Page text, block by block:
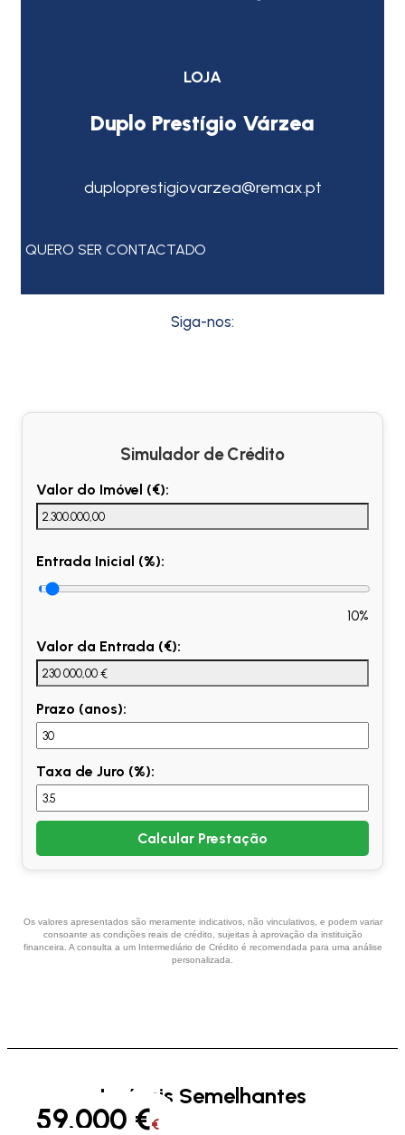
LOJA
Duplo Prestígio Várzea
duploprestigiovarzea@remax.pt
QUERO SER CONTACTADO
Siga-nos:
Simulador de Crédito
Valor do Imóvel (€):
Entrada Inicial (%):
10%
Valor da Entrada (€):
Prazo (anos):
Taxa de Juro (%):
Calcular Prestação
Os valores apresentados são meramente indicativos, não vinculativos, e podem variar
consoante as condições reais de crédito, sujeitas à aprovação da instituição
financeira. A consulta a um Intermediário de Crédito é recomendada para uma análise
personalizada.
Imóveis Semelhantes
59.000 €€